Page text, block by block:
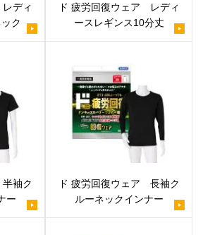
ディ
ク
ド 疲労回復ウェア レディ
ースレギンス10分丈
袖ク
ー
ド 疲労回復ウェア 長袖ク
ルーネックインナー